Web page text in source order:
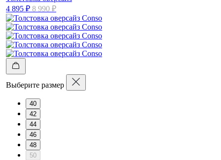
4 895 ₽ 8 990 ₽
Выберите размер
40
42
44
46
48
50